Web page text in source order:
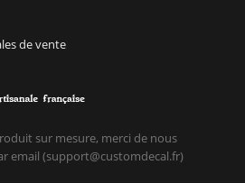
de vente
sur mesure, merci de nous
email (support@customdecal.fr)